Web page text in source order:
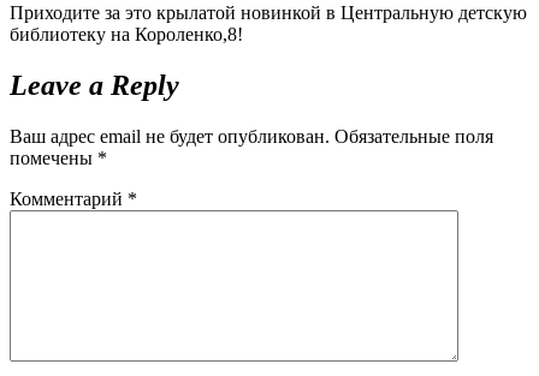
Приходите за это крылатой новинкой в Центральную детскую
библиотеку на Короленко,8!
Leave a Reply
Ваш адрес email не будет опубликован. Обязательные поля
помечены *
Комментарий *